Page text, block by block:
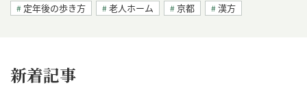
定年後の歩き方
老人ホーム 京都 漢方
新着記事